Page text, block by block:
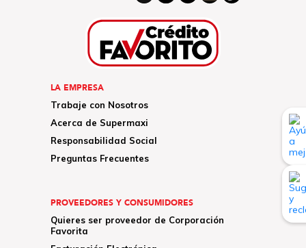
LA EMPRESA
Trabaje con Nosotros
Acerca de Supermaxi
Responsabilidad Social
Preguntas Frecuentes
PROVEEDORES Y CONSUMIDORES
Quieres ser proveedor de Corporación
Favorita